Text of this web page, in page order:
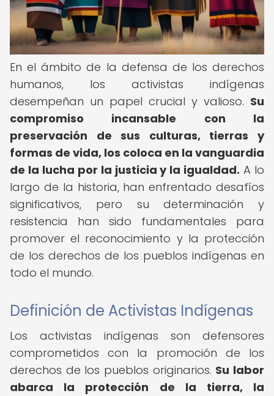
En el ámbito de la defensa de los derechos
humanos, los activistas indígenas
desempeñan un papel crucial y valioso. Su
compromiso incansable con la
preservación de sus culturas, tierras y
formas de vida, los coloca en la vanguardia
de la lucha por la justicia y la igualdad. A lo
largo de la historia, han enfrentado desafíos
significativos, pero su determinación y
resistencia han sido fundamentales para
promover el reconocimiento y la protección
de los derechos de los pueblos indígenas en
todo el mundo.
Definición de Activistas Indígenas
Los activistas indígenas son defensores
comprometidos con la promoción de los
derechos de los pueblos originarios. Su labor
abarca la protección de la tierra, la